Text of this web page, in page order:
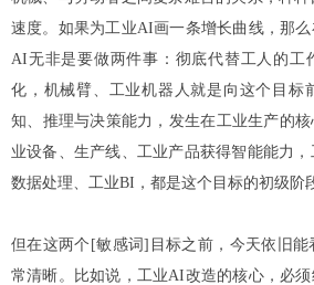
速度。 如果为工业AI画一条增长曲线，那
AI无非是要做两件事：彻底代替工人的工
化，机械臂、工业机器人就是向这个目标
知、推理与决策能力，发生在工业生产的
业设备、生产线、工业产品获得智能能力
数据处理、工业BI，都是这个目标的初级阶
但在这两个[敏感词]目标之前，今天依旧
常清晰。比如说，工业AI改造的核心，必